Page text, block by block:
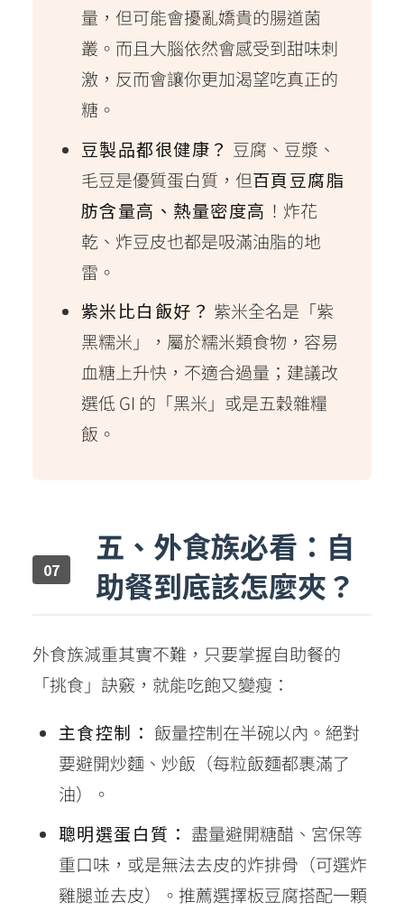
量，但可能會擾亂嬌貴的腸道菌
叢。而且大腦依然會感受到甜味刺
激，反而會讓你更加渴望吃真正的
糖。
豆製品都很健康？ 豆腐、豆漿、
毛豆是優質蛋白質，但百頁豆腐脂
肪含量高、熱量密度高 ！炸花
乾、炸豆皮也都是吸滿油脂的地
雷。
紫米比白飯好？ 紫米全名是「紫
黑糯米」，屬於糯米類食物，容易
血糖上升快，不適合過量；建議改
選低 GI 的「黑米」或是五穀雜糧
飯。
五、外食族必看：自
助餐到底該怎麼夾？
外食族減重其實不難，只要掌握自助餐的
「挑食」訣竅，就能吃飽又變瘦：
主食控制： 飯量控制在半碗以內。絕對
要避開炒麵、炒飯（每粒飯麵都裹滿了
油）。
聰明選蛋白質： 盡量避開糖醋、宮保等
重口味，或是無法去皮的炸排骨（可選炸
雞腿並去皮）。推薦選擇板豆腐搭配一顆